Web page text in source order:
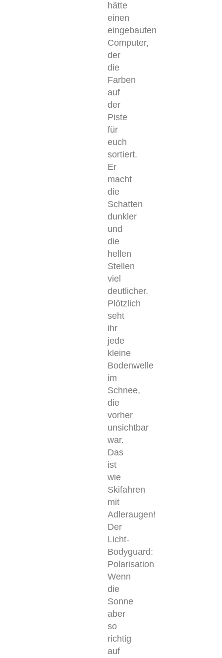
hätte
einen
eingebauten
Computer,
der
die
Farben
auf
der
Piste
für
euch
sortiert.
Er
macht
die
Schatten
dunkler
und
die
hellen
Stellen
viel
deutlicher.
Plötzlich
seht
ihr
jede
kleine
Bodenwelle
im
Schnee,
die
vorher
unsichtbar
war.
Das
ist
wie
Skifahren
mit
Adleraugen!
Der
Licht-
Bodyguard:
Polarisation
Wenn
die
Sonne
aber
so
richtig
auf